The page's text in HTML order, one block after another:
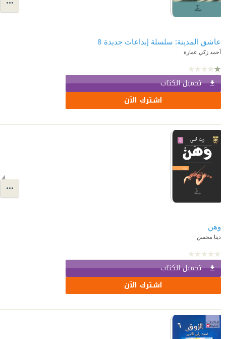
عاشق المدينة: سلسلة إبداعات جديدة 8
أحمد زكي عمارة
تحميل الكتاب
اشترك الآن
وهن
دينا محسن
تحميل الكتاب
اشترك الآن